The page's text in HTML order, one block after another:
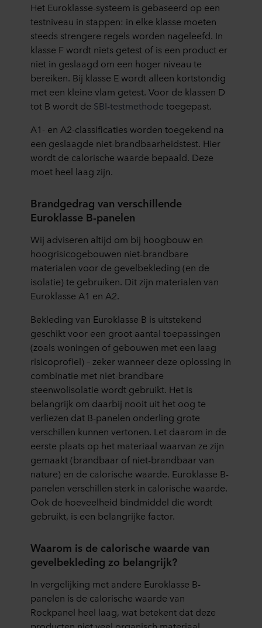
Het Euroklasse-systeem is gebaseerd op een
testniveau in stappen: in elke klasse moeten
steeds strengere regels worden nageleefd. In
klasse F wordt niets getest of is een product er
niet in geslaagd om een hoger niveau te
bereiken. Bij klasse E wordt alleen kortstondig
met een kleine vlam getest. Voor de klassen D
tot B wordt de SBI-testmethode toegepast.
A1- en A2-classificaties worden toegekend na
een geslaagde niet-brandbaarheidstest. Hier
wordt de calorische waarde bepaald. Deze
moet heel laag zijn.
Brandgedrag van verschillende
Euroklasse B-panelen
Wij adviseren altijd om bij hoogbouw en
hoogrisicogebouwen niet-brandbare
materialen voor de gevelbekleding (en de
isolatie) te gebruiken. Dit zijn materialen van
Euroklasse A1 en A2.
Bekleding van Euroklasse B is uitstekend
geschikt voor een groot aantal toepassingen
(zoals woningen of gebouwen met een laag
risicoprofiel) – zeker wanneer deze oplossing in
combinatie met niet-brandbare
steenwolisolatie wordt gebruikt. Het is
belangrijk om daarbij nooit uit het oog te
verliezen dat B-panelen onderling grote
verschillen kunnen vertonen. Let daarom in de
eerste plaats op het materiaal waarvan ze zijn
gemaakt (brandbaar of niet-brandbaar van
nature) en de calorische waarde. Euroklasse B-
panelen verschillen sterk in calorische waarde.
Ook de hoeveelheid bindmiddel die wordt
gebruikt, is een belangrijke factor.
Waarom is de calorische waarde van
gevelbekleding zo belangrijk?
In vergelijking met andere Euroklasse B-
panelen is de calorische waarde van
Rockpanel heel laag, wat betekent dat deze